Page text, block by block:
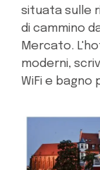
situata sulle
di cammino
Mercato.
moderni,
WiFi e bagno